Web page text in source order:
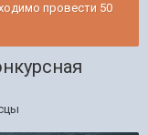
провести 50